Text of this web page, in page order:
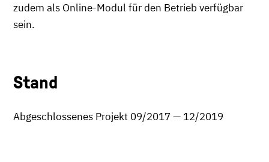
zudem als Online-Modul für den Betrieb verfügbar
sein.
Stand
Abgeschlossenes Projekt 09/2017 — 12/2019